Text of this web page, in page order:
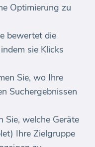
Optimierung zu
bewertet die
sie Klicks
Sie, wo Ihre
Suchergebnissen
Sie, welche Geräte
Ihre Zielgruppe